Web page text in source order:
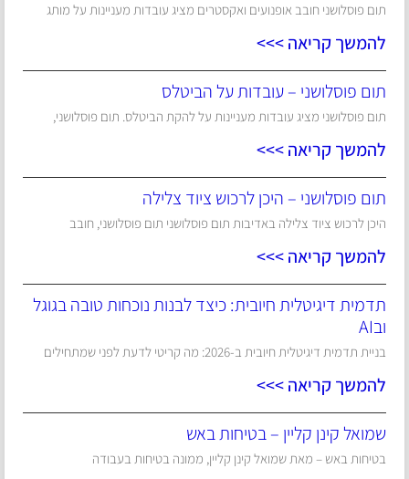
תום פוסלושני חובב אופנועים ואקסטרים מציג עובדות מעניינות על מותג
להמשך קריאה >>>
תום פוסלושני – עובדות על הביטלס
תום פוסלושני מציג עובדות מעניינות על להקת הביטלס. תום פוסלושני,
להמשך קריאה >>>
תום פוסלושני – היכן לרכוש ציוד צלילה
היכן לרכוש ציוד צלילה באדיבות תום פוסלושני תום פוסלושני, חובב
להמשך קריאה >>>
תדמית דיגיטלית חיובית: כיצד לבנות נוכחות טובה בגוגל
ובAI
בניית תדמית דיגיטלית חיובית ב-2026: מה קריטי לדעת לפני שמתחילים
להמשך קריאה >>>
שמואל קינן קליין – בטיחות באש
בטיחות באש – מאת שמואל קינן קליין, ממונה בטיחות בעבודה